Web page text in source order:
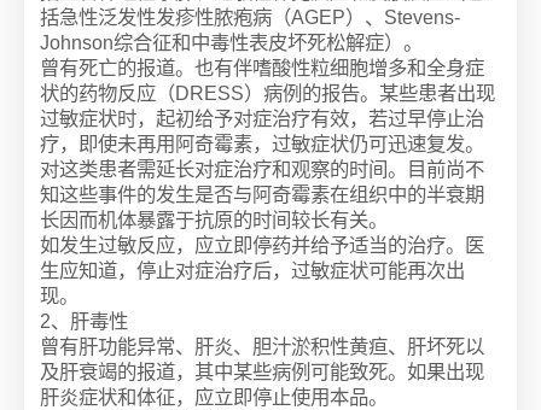
括急性泛发性发疹性脓疱病（AGEP）、Stevens-
Johnson综合征和中毒性表皮坏死松解症）。
曾有死亡的报道。也有伴嗜酸性粒细胞增多和全身症
状的药物反应（DRESS）病例的报告。某些患者出现
过敏症状时，起初给予对症治疗有效，若过早停止治
疗，即使未再用阿奇霉素，过敏症状仍可迅速复发。
对这类患者需延长对症治疗和观察的时间。目前尚不
知这些事件的发生是否与阿奇霉素在组织中的半衰期
长因而机体暴露于抗原的时间较长有关。
如发生过敏反应，应立即停药并给予适当的治疗。医
生应知道，停止对症治疗后，过敏症状可能再次出
现。
2、肝毒性
曾有肝功能异常、肝炎、胆汁淤积性黄疸、肝坏死以
及肝衰竭的报道，其中某些病例可能致死。如果出现
肝炎症状和体征，应立即停止使用本品。